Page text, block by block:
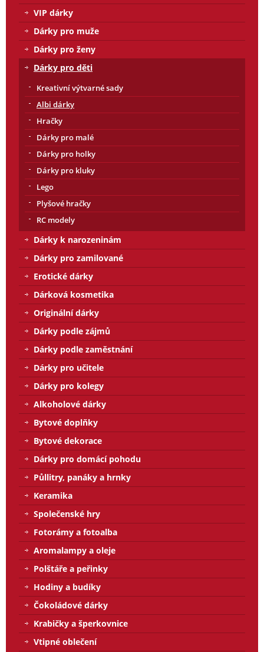
VIP dárky
Dárky pro muže
Dárky pro ženy
Dárky pro děti
Kreativní výtvarné sady
Albi dárky
Hračky
Dárky pro malé
Dárky pro holky
Dárky pro kluky
Lego
Plyšové hračky
RC modely
Dárky k narozeninám
Dárky pro zamilované
Erotické dárky
Dárková kosmetika
Originální dárky
Dárky podle zájmů
Dárky podle zaměstnání
Dárky pro učitele
Dárky pro kolegy
Alkoholové dárky
Bytové doplňky
Bytové dekorace
Dárky pro domácí pohodu
Půllitry, panáky a hrnky
Keramika
Společenské hry
Fotorámy a fotoalba
Aromalampy a oleje
Polštáře a peřinky
Hodiny a budíky
Čokoládové dárky
Krabičky a šperkovnice
Vtipné oblečení